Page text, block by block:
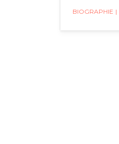
BIOGRAPHIE |